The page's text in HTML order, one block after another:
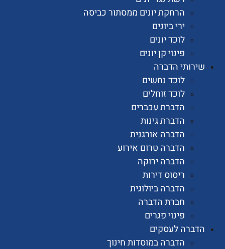
הרחקת יונים ממסתור כביסה
ירי ביונים
לוכד יונים
פינוי קן יונים
הדברה
לוכד נחשים
לוכד זוחלים
הדברת עכברים
הדברת גינות
הדברה אורגנית
הדברה טרום אירוע
הדברה ירוקה
ריסוס דירות
הדברה ביולוגית
חברת הדברה
פינוי פגרים
לעסקים
הדברה במוסדות חינוך